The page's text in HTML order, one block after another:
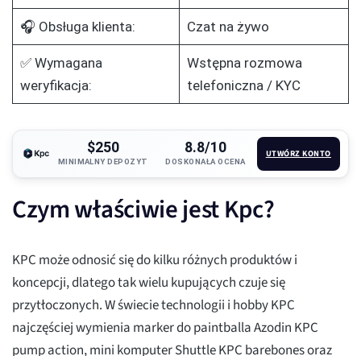
🎧 Obsługa klienta: Czat na żywo
✅ Wymagana
weryfikacja:
Wstępna rozmowa
telefoniczna / KYC
$250
MINIMALNY DEPOZYT
8.8/10
DOSKONAŁA OCENA
UTWÓRZ KONTO
Czym właściwie jest Kpc?
KPC może odnosić się do kilku różnych produktów i
koncepcji, dlatego tak wielu kupujących czuje się
przytłoczonych. W świecie technologii i hobby KPC
najczęściej wymienia marker do paintballa Azodin KPC
pump action, mini komputer Shuttle KPC barebones oraz